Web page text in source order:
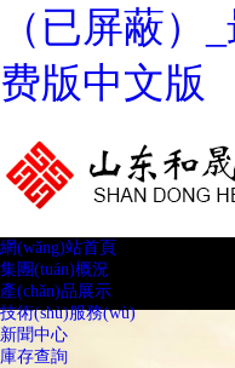
（已屏蔽
费版中文版
網(wǎng)站首頁
集團(tuán)概況
產(chǎn)品展示
技術(shù)服務(wù)
新聞中心
庫存查詢